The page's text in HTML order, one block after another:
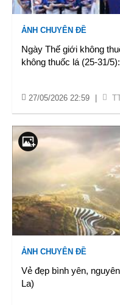
ẢNH CHUYÊN ĐỀ
Ngày Thế giới không
không thuốc lá (25-31/
27/05/2026 22:59
ẢNH CHUYÊN ĐỀ
Vẻ đẹp bình yên,
La)